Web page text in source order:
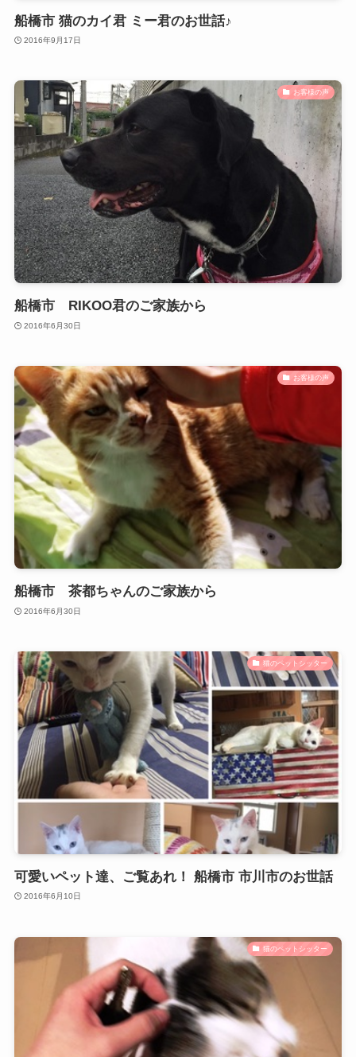
船橋市 猫のカイ君 ミー君のお世話♪
2016年9月17日
お客様の声
船橋市 RIKOO君のご家族から
2016年6月30日
お客様の声
船橋市 茶都ちゃんのご家族から
2016年6月30日
猫のペットシッター
可愛いペット達、ご覧あれ！ 船橋市 市川市のお世話
2016年6月10日
猫のペットシッター